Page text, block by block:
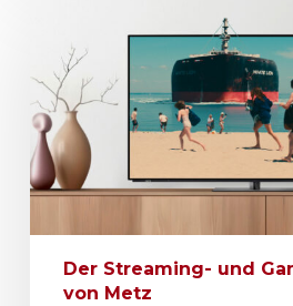
Der Streaming- und
von Metz